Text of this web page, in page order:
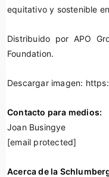
equitativo y sostenible
Distribuido por APO
Foundation.
Descargar imagen:
Contacto para medios:
Joan Busingye
[email protected]
Acerca de la